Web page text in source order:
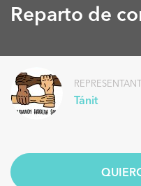
Reparto de
Tánit